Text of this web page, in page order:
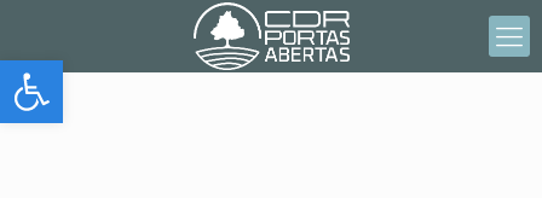
Abrir barra de herramientas